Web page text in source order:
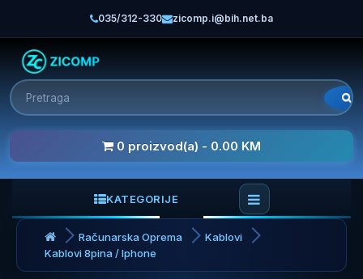
035/312-330 zicomp.i@bih.net.ba
0 proizvod(a) - 0.00 KM
KATEGORIJE
Računarska Oprema
Kablovi
Kablovi 8pina / Iphone